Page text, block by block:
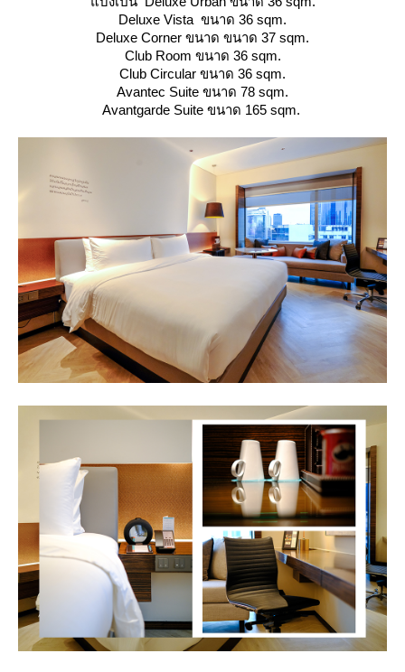
Deluxe Vista ขนาด 36 sqm.
Deluxe Corner ขนาด ขนาด 37 sqm.
Club Room ขนาด 36 sqm.
Club Circular ขนาด 36 sqm.
Avantec Suite ขนาด 78 sqm.
Avantgarde Suite ขนาด 165 sqm.